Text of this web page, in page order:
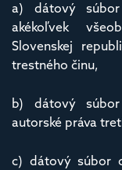
a) dátový
akékoľvek
Slovenskej
trestného činu,
b) dátový
autorské práva
c) dátový súbor